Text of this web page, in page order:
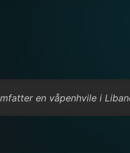
en våpenhvile i